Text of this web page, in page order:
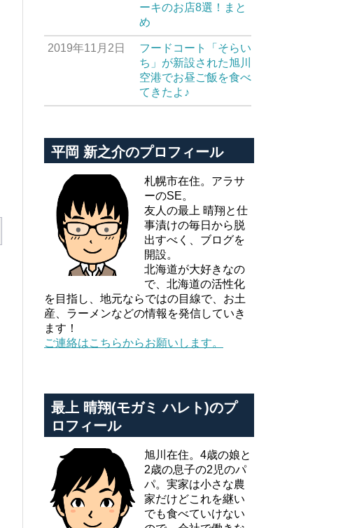
ーキのお店8選！まと
め
2019年11月2日
フードコート「そらい
ち」が新設された旭川
空港でお昼ご飯を食べ
てきたよ♪
平岡 新之介のプロフィール
札幌市在住。アラサ
ーのSE。
友人の最上 晴翔と仕
事漬けの毎日から脱
出すべく、ブログを
開設。
北海道が大好きなの
で、北海道の活性化
を目指し、地元ならではの目線で、お土
産、ラーメンなどの情報を発信していき
ます！
ご連絡はこちらからお願いします。
最上 晴翔(モガミ ハレト)のプ
ロフィール
旭川在住。4歳の娘と
2歳の息子の2児のパ
パ。実家は小さな農
家だけどこれを継い
でも食べていけない